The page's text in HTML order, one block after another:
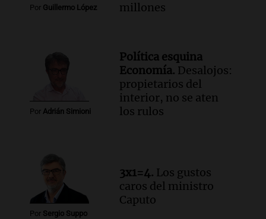
venta de medicamentos controlados
mediante delivery
Audio.El alzobispo García Cueva llama a
la clase dirigente a abordar problemas
económicos y sociales
Panorama Federal
Episodios
Por Guillermo López
millones
Por Adrián Simioni
Política esquina
Economía. Desalojos:
propietarios del
interior, no se aten
los rulos
Por Sergio Suppo
3x1=4. Los gustos
caros del ministro
Caputo